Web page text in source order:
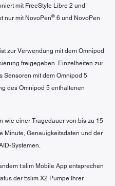
mit FreeStyle Libre 2 und
nur mit NovoPen® 6 und NovoPen
zur Verwendung mit dem Omnipod
freigegeben. Einzelheiten zur
Sensoren mit dem Omnipod 5
des Omnipod 5 enthaltenen
wie einer Tragedauer von bis zu 15
Minute, Genauigkeitsdaten und der
Systemen.
t:slim Mobile App entsprechen
der t:slim X2 Pumpe Ihrer